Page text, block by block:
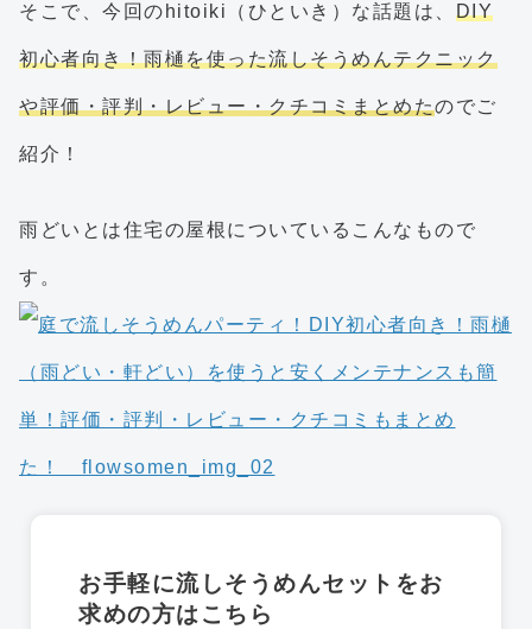
そこで、今回のhitoiki（ひといき）な話題は、 DIY
初心者向き！雨樋を使った流しそうめんテクニック
や評価・評判・レビュー・クチコミまとめたのでご
紹介！
雨どいとは住宅の屋根についているこんなもので
す。
お手軽に流しそうめんセットをお
求めの方はこちら